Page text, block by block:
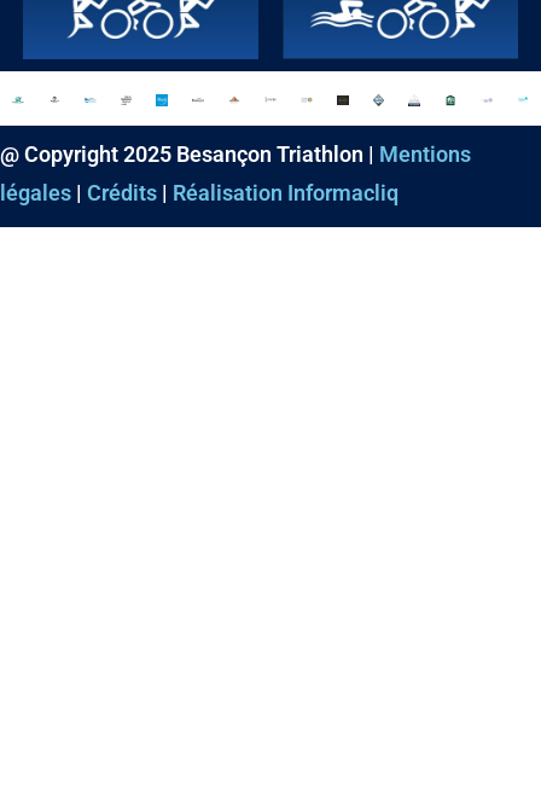
@ Copyright 2025 Besançon Triathlon | Mentions
légales | Crédits | Réalisation Informacliq